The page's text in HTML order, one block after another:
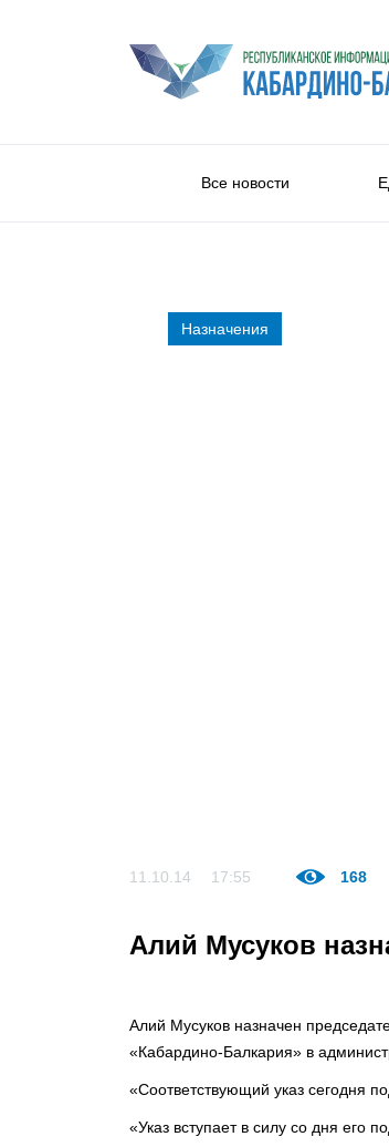
Все новости
Назначения
11.10.14 17:55 168
Алий Мусуков
Алий Мусуков назначен
«Кабардино-Балкария» в
«Соответствующий указ сегодня
«Указ вступает в силу со дня его